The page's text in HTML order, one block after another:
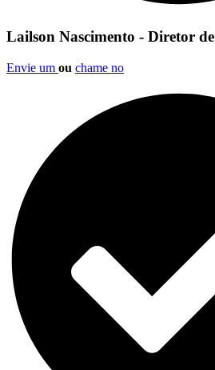
Lailson Nascimento - Diretor
Envie um ou chame no